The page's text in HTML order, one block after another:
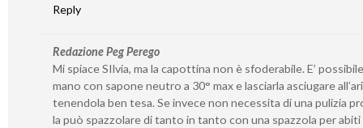
Reply
Redazione Peg Perego
Mi spiace SIlvia, ma la capottina non è sfoderabile. E’
mano con sapone neutro a 30° max e lasciarla asciugare
tenendola ben tesa. Se invece non necessita di una pulizia
la può spazzolare di tanto in tanto con una spazzola per abiti